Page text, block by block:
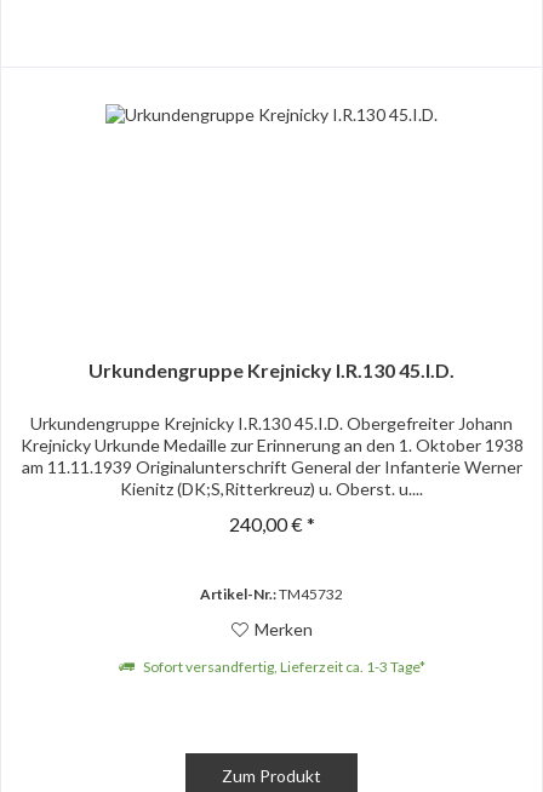
Urkundengruppe Krejnicky I.R.130 45.I.D.
Urkundengruppe Krejnicky I.R.130 45.I.D. Obergefreiter Johann
Krejnicky Urkunde Medaille zur Erinnerung an den 1. Oktober 1938
am 11.11.1939 Originalunterschrift General der Infanterie Werner
Kienitz (DK;S,Ritterkreuz) u. Oberst. u....
240,00 € *
Artikel-Nr.:TM45732
Merken
Sofort versandfertig, Lieferzeit ca. 1-3 Tage*
Zum Produkt